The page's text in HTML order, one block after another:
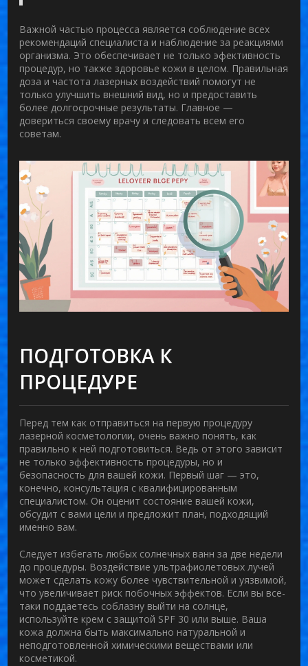
Важной частью процесса является соблюдение всех
рекомендаций специалиста и наблюдение за реакциями
организма. Это обеспечивает не только эфективность
процедур, но также здоровье кожи в целом. Правильная
доза и частота лазерных воздействий помогут не
только улучшить внешний вид, но и предоставить
более долгосрочные результаты. Главное —
довериться своему врачу и следовать всем его
советам.
ПОДГОТОВКА К
ПРОЦЕДУРЕ
Перед тем как отправиться на первую процедуру
лазерной косметологии, очень важно понять, как
правильно к ней подготовиться. Ведь от этого зависит
не только эффективность процедуры, но и
безопасность для вашей кожи. Первый шаг — это,
конечно, консультация с квалифицированным
специалистом. Он оценит состояние вашей кожи,
обсудит с вами цели и предложит план, подходящий
именно вам.
Следует избегать любых солнечных ванн за две недели
до процедуры. Воздействие ультрафиолетовых лучей
может сделать кожу более чувствительной и уязвимой,
что увеличивает риск побочных эффектов. Если вы все-
таки поддаетесь соблазну выйти на солнце,
используйте крем с защитой SPF 30 или выше. Ваша
кожа должна быть максимально натуральной и
неподготовленной химическими веществами или
косметикой.